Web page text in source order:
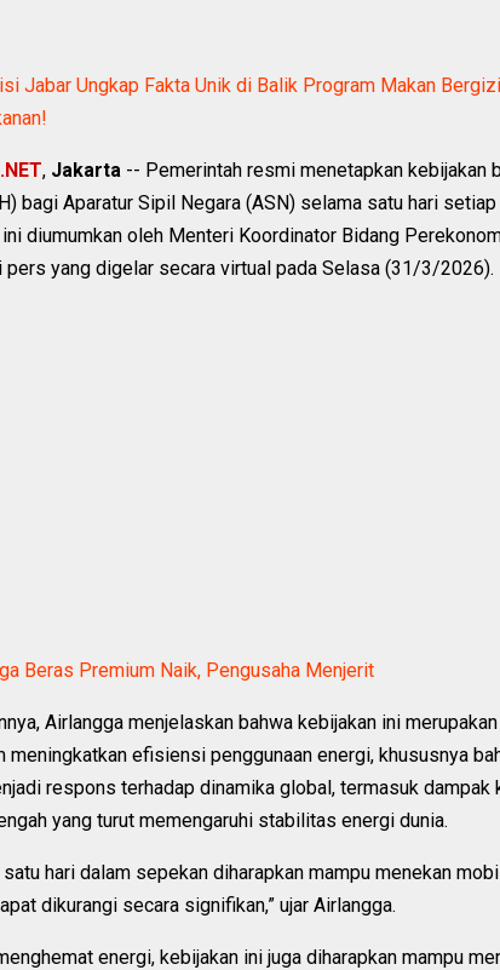
Jabar Ungkap Fakta Unik di Balik Program Makan
, Jakarta -- Pemerintah resmi menetapkan kebijakan
bagi Aparatur Sipil Negara (ASN) selama satu hari
diumumkan oleh Menteri Koordinator Bidang
yang digelar secara virtual pada Selasa (31/3/2026).
Beras Premium Naik, Pengusaha Menjerit
Airlangga menjelaskan bahwa kebijakan ini
meningkatkan efisiensi penggunaan energi, khususnya
respons terhadap dinamika global, termasuk
yang turut memengaruhi stabilitas energi dunia.
satu hari dalam sepekan diharapkan mampu menekan
dikurangi secara signifikan,” ujar Airlangga.
energi, kebijakan ini juga diharapkan mampu